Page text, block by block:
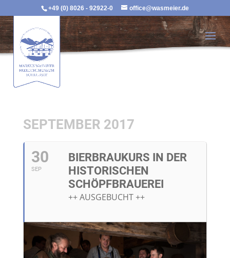
+49 (0) 8026 - 92922-0 office@wasmeier.de
SEPTEMBER 2017
30
SEP
BIERBRAUKURS IN DER
HISTORISCHEN
SCHÖPFBRAUEREI
++ AUSGEBUCHT ++